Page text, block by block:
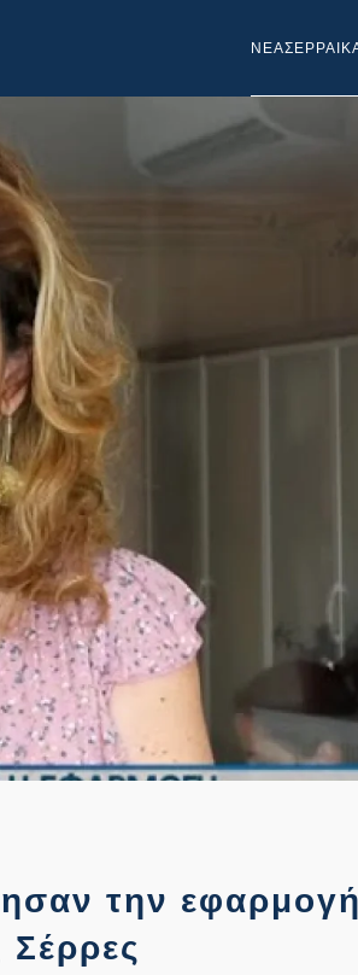
NEA
την εφαρμογή
Σέρρες